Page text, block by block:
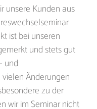
unsere Kunden aus
ist bei unseren
und stets gut
und
Änderungen
zu der
wir im Seminar nicht